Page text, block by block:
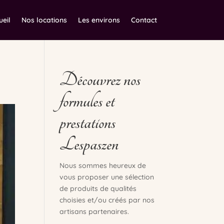
Nos locations Les environs Contact
Découvrez nos
formules et
prestations
Lespaszen
Nous sommes heureux de
vous proposer une sélection
de produits de qualités
choisies et/ou créés par nos
artisans partenaires.